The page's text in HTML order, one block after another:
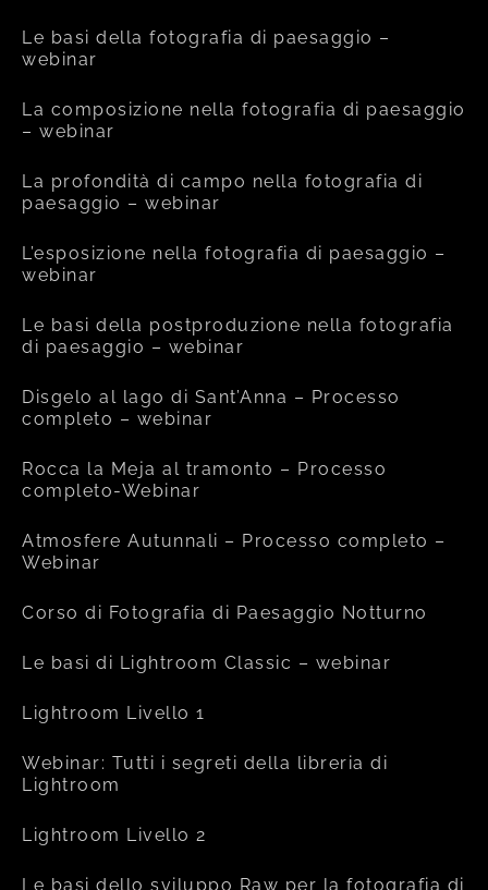
Le basi della fotografia di paesaggio –
webinar
La composizione nella fotografia di paesaggio
– webinar
La profondità di campo nella fotografia di
paesaggio – webinar
L’esposizione nella fotografia di paesaggio –
webinar
Le basi della postproduzione nella fotografia
di paesaggio – webinar
Disgelo al lago di Sant’Anna – Processo
completo – webinar
Rocca la Meja al tramonto – Processo
completo-Webinar
Atmosfere Autunnali – Processo completo –
Webinar
Corso di Fotografia di Paesaggio Notturno
Le basi di Lightroom Classic – webinar
Lightroom Livello 1
Webinar: Tutti i segreti della libreria di
Lightroom
Lightroom Livello 2
Le basi dello sviluppo Raw per la fotografia di